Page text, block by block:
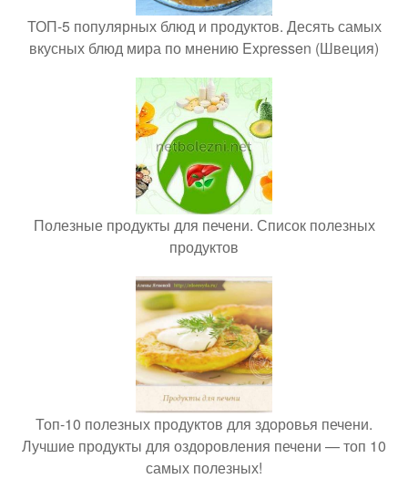
ТОП-5 популярных блюд и продуктов. Десять самых
вкусных блюд мира по мнению Expressen (Швеция)
Полезные продукты для печени. Список полезных
продуктов
Топ-10 полезных продуктов для здоровья печени.
Лучшие продукты для оздоровления печени — топ 10
самых полезных!